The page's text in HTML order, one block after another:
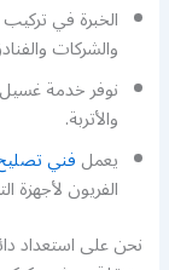
الخبرة في
والشركات
نوفر خدمة غسيل
والأتربة.
يعملفني
الفريون لأجهزة
نحن على استعداد